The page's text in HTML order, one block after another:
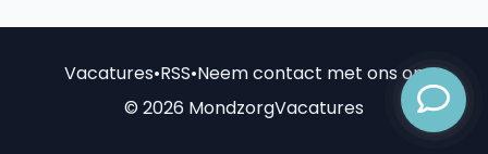
Vacatures•RSS•Neem contact met ons op
© 2026 MondzorgVacatures